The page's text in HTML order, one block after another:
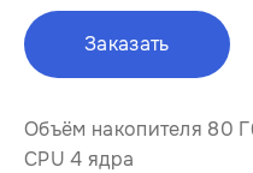
Заказать
Объём накопителя 80
CPU 4 ядра